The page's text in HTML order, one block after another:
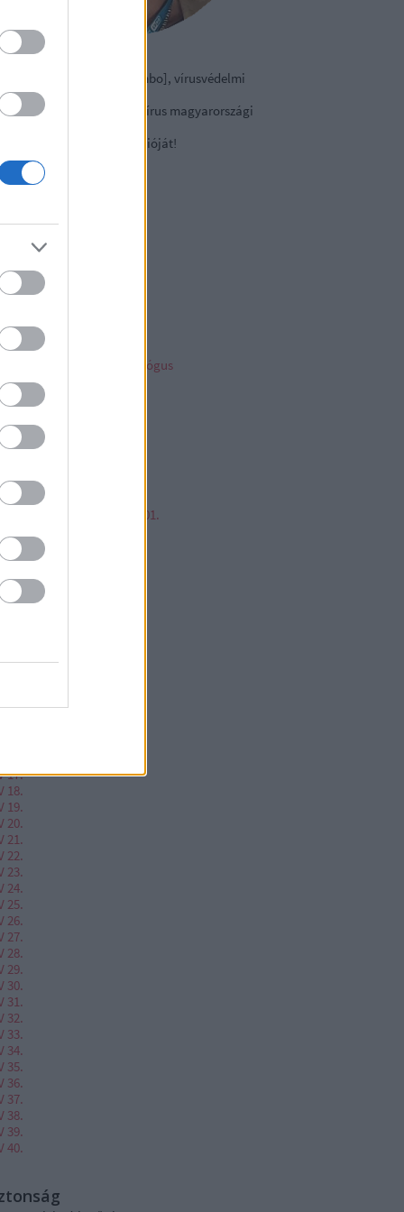
Darab István [Rambo], vírusvédelmi
Kft., a NOD32 antivírus magyarországi
próbaverzióját!
archiv
archívum
linkz
Éva gyermekpszichológus
vagyonvédelem
a tech
Balázs
Zsolt @Mp3Pintyo
cikkz
Varázslatos Világa 01.
03.
04.
05.
06.
10.
13.
17.
18.
19.
20.
21.
22.
23.
24.
25.
26.
27.
28.
29.
30.
31.
32.
33.
34.
35.
36.
37.
38.
39.
40.